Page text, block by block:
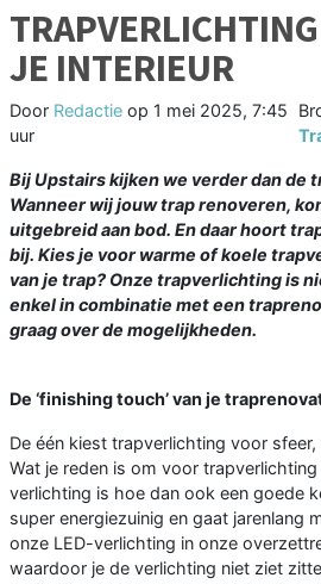
JE INTERIEUR
Door Redactie op 1 mei 2025, 7:45
uur
Bij Upstairs kijken we verder dan de
Wanneer wij jouw trap renoveren,
uitgebreid aan bod. En daar hoort
bij. Kies je voor warme of koele
van je trap? Onze trapverlichting is
enkel in combinatie met een
graag over de mogelijkheden.
De ‘finishing touch’ van je
De één kiest trapverlichting voor
Wat je reden is om voor trapverlichting
verlichting is hoe dan ook een goede
super energiezuinig en gaat jarenlang
onze LED-verlichting in onze
waardoor je de verlichting niet ziet